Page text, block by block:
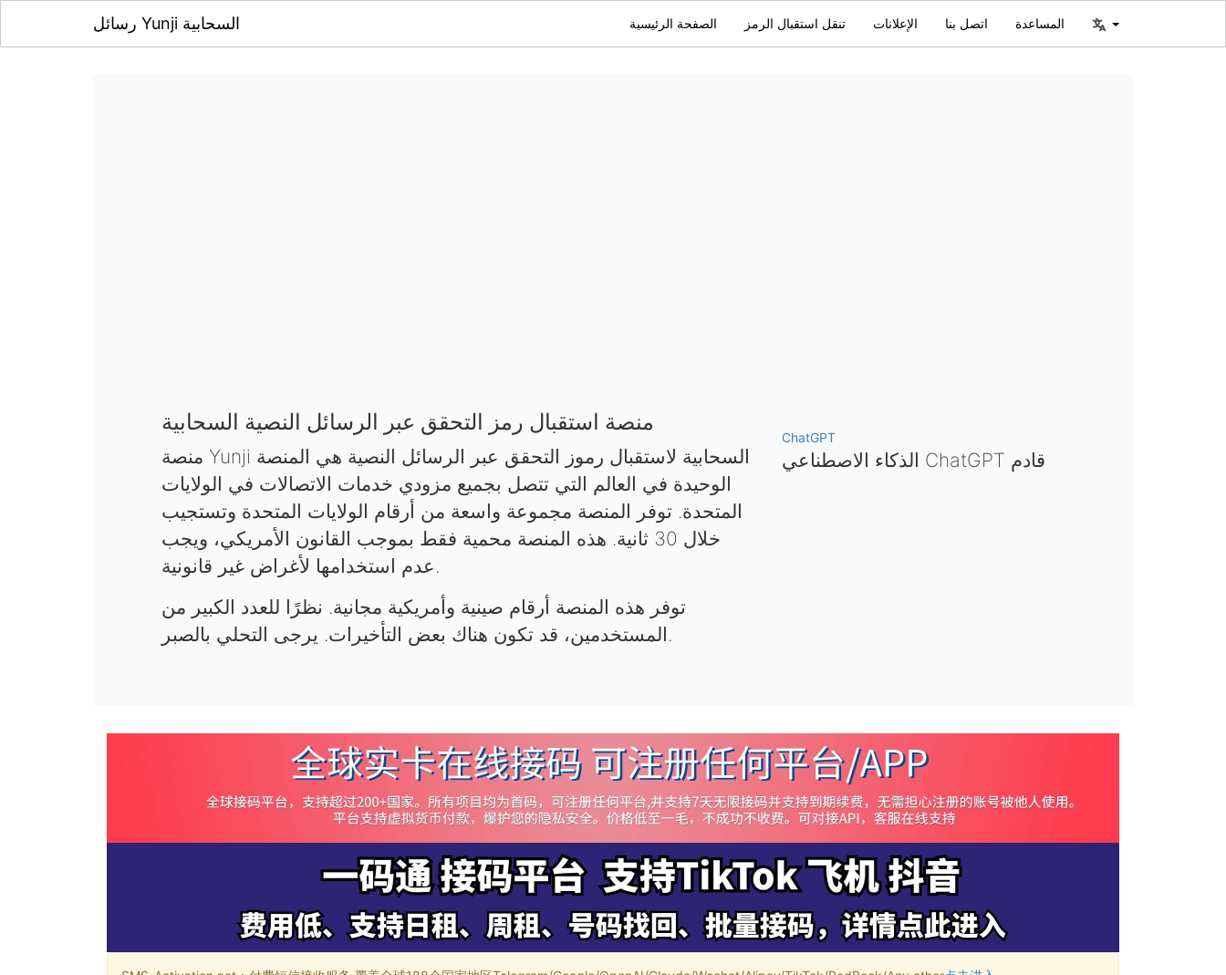
رسائل Yunji السحابية الصفحة الرئيسية تنقل استقبال الرمز الإعلانات اتصل بنا المساعدة
منصة استقبال رمز التحقق عبر الرسائل النصية السحابية
منصة Yunji السحابية لاستقبال رموز التحقق عبر الرسائل النصية هي المنصة
الوحيدة في العالم التي تتصل بجميع مزودي خدمات الاتصالات في الولايات
المتحدة. توفر المنصة مجموعة واسعة من أرقام الولايات المتحدة وتستجيب
خلال 30 ثانية. هذه المنصة محمية فقط بموجب القانون الأمريكي، ويجب
عدم استخدامها لأغراض غير قانونية.
توفر هذه المنصة أرقام صينية وأمريكية مجانية. نظرًا للعدد الكبير من
المستخدمين، قد تكون هناك بعض التأخيرات. يرجى التحلي بالصبر.
ChatGPT
الذكاء الاصطناعي ChatGPT قادم